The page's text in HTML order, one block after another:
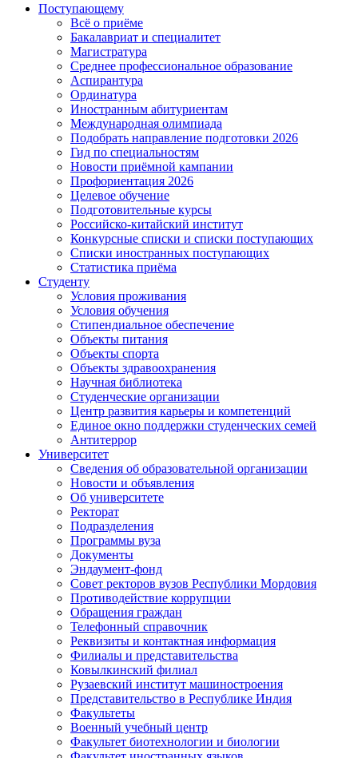
Поступающему
Всё о приёме
Бакалавриат и специалитет
Магистратура
Среднее профессиональное образование
Аспирантура
Ординатура
Иностранным абитуриентам
Международная олимпиада
Подобрать направление подготовки 2026
Гид по специальностям
Новости приёмной кампании
Профориентация 2026
Целевое обучение
Подготовительные курсы
Российско-китайский институт
Конкурсные списки и списки поступающих
Списки иностранных поступающих
Статистика приёма
Студенту
Условия проживания
Условия обучения
Стипендиальное обеспечение
Объекты питания
Объекты спорта
Объекты здравоохранения
Научная библиотека
Студенческие организации
Центр развития карьеры и компетенций
Единое окно поддержки студенческих семей
Антитеррор
Университет
Сведения об образовательной организации
Новости и объявления
Об университете
Ректорат
Подразделения
Программы вуза
Документы
Эндаумент-фонд
Совет ректоров вузов Республики Мордовия
Противодействие коррупции
Обращения граждан
Телефонный справочник
Реквизиты и контактная информация
Филиалы и представительства
Ковылкинский филиал
Рузаевский институт машиностроения
Представительство в Республике Индия
Факультеты
Военный учебный центр
Факультет биотехнологии и биологии